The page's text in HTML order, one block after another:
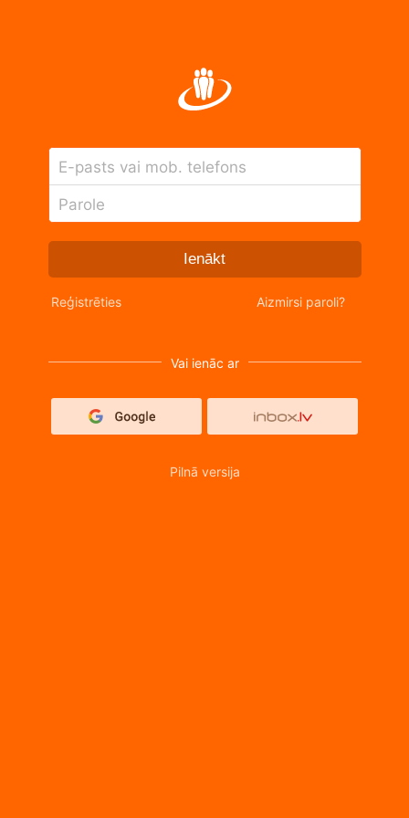
E-pasts vai mob. telefons
Parole
Ienākt
Reģistrēties Aizmirsi paroli?
Vai ienāc ar
Pilnā versija